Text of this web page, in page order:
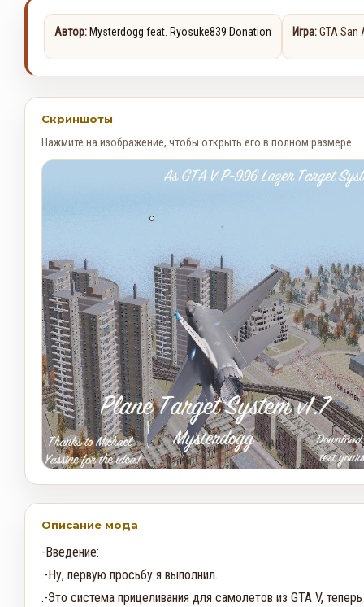
Автор: Mysterdogg feat. Ryosuke839 Donation Игра:GTA San
Скриншоты
Нажмите на изображение, чтобы открыть его в полном размере.
Описание мода
-Введение:
.-Ну, первую просьбу я выполнил.
.-Это система прицеливания для самолетов из GTA V,